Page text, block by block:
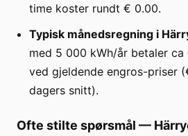
time koster rundt € 0.00.
Typisk månedsregning i
med 5 000 kWh/år betaler ca
ved gjeldende engros-priser
dagers snitt).
Ofte stilte spørsmål —